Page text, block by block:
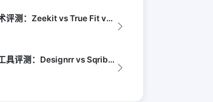
AI虚拟试衣技术评测：Zeekit vs True Fit vs Vue.ai ...
AI电子书制作工具评测：Designrr vs Sqribble vs Vell...